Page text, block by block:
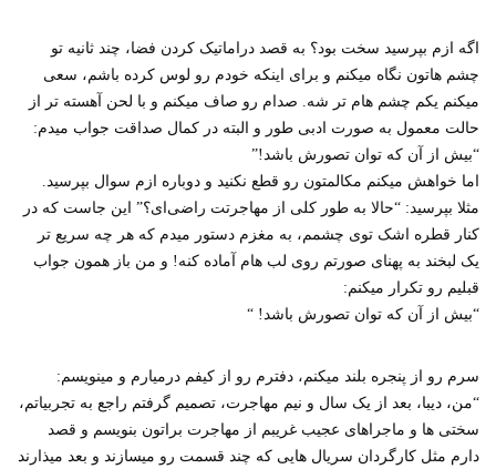
اگه ازم بپرسید سخت بود؟ به قصد دراماتیک کردن فضا، چند ثانیه تو
چشم هاتون نگاه میکنم و برای اینکه خودم رو لوس کرده باشم، سعی
میکنم یکم چشم هام تر شه. صدام رو صاف میکنم و با لحن آهسته تر از
حالت معمول به صورت ادبی طور و البته در کمال صداقت جواب میدم:
“بیش از آن که توان تصورش باشد!”
اما خواهش میکنم مکالمتون رو قطع نکنید و دوباره ازم سوال بپرسید.
مثلا بپرسید: “حالا به طور کلی از مهاجرتت راضی‌ای؟” این جاست که در
کنار قطره اشک توی چشمم، به مغزم دستور میدم که هر چه سریع تر
یک لبخند به پهنای صورتم روی لب هام آماده کنه! و من باز همون جواب
قبلیم رو تکرار میکنم:
“بیش از آن که توان تصورش باشد! “
سرم رو از پنجره بلند میکنم، دفترم رو از کیفم درمیارم و مینویسم:
“من، دیبا، بعد از یک سال و نیم مهاجرت، تصمیم گرفتم راجع به تجربیاتم،
سختی ها و ماجراهای عجیب غریبم از مهاجرت براتون بنویسم و قصد
دارم مثل کارگردان سریال هایی که چند قسمت رو میسازند و بعد میذارند